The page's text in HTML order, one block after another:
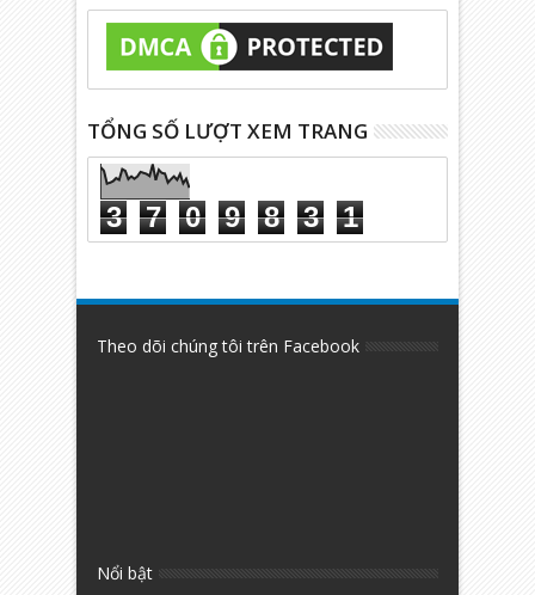
TỔNG SỐ LƯỢT XEM TRANG
3 7 0 9 8 3 1
Theo dõi chúng tôi trên Facebook
Nổi bật